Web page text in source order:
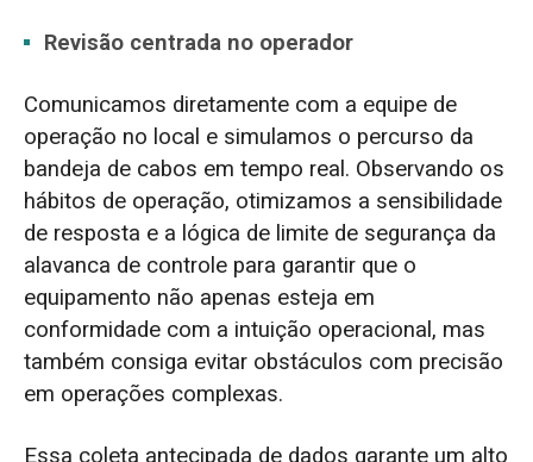
Revisão centrada no operador
Comunicamos diretamente com a equipe de
operação no local e simulamos o percurso da
bandeja de cabos em tempo real. Observando os
hábitos de operação, otimizamos a sensibilidade
de resposta e a lógica de limite de segurança da
alavanca de controle para garantir que o
equipamento não apenas esteja em
conformidade com a intuição operacional, mas
também consiga evitar obstáculos com precisão
em operações complexas.